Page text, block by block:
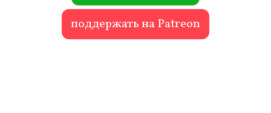
поддержать на Patreon